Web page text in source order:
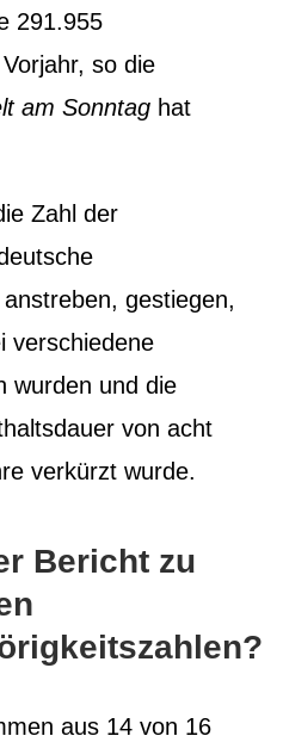
291.955
so die
am Sonntag hat
Zahl der
gestiegen,
verschiedene
wurden und die
von acht
verkürzt wurde.
Bericht zu
aus 14 von 16